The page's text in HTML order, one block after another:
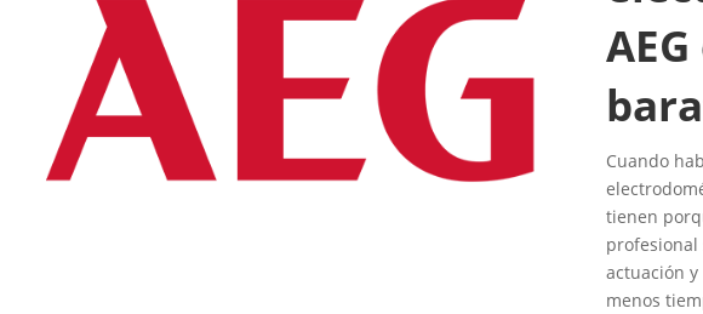
Cuando
tienen
profesional
actuación
menos